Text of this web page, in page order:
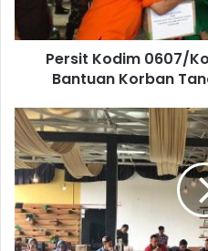
Persit Kodim 0607/
Bantuan Korban